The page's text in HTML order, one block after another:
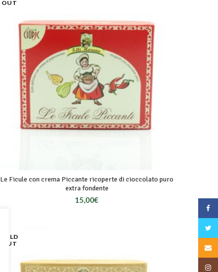
OUT
Le Ficule con crema Piccante ricoperte di cioccolato puro
extra fondente
15,00€
SOLD
OUT
Email